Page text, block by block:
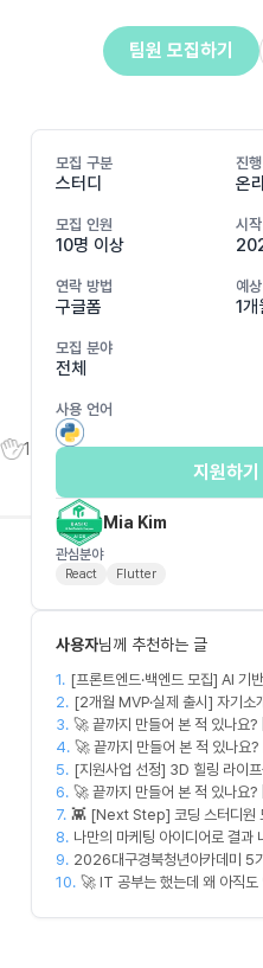
팀원 모집하기
1
모집 구분
스터디
진
온
모집 인원
10명 이상
시
연락 방법
구글폼
예
1개
모집 분야
전체
사용 언어
지원하기
Mia Kim
관심분야
React Flutter
사용자님께 추천하는 글
1. [프론트엔드·백엔드 모집] AI 기
스 MVP 개발
2. [2개월 MVP·실제 출시] 자기소
디자이너·프론트엔드·백엔드·AI
3. 🚀 끝까지 만들어 본 적 있나요?
창출 모임 💰
4. 🚀 끝까지 만들어 본 적 있나요
창출 모임 💰
5. [지원사업 선정] 3D 힐링 라이
버 개발자 모집 🎮
6. 🚀 끝까지 만들어 본 적 있나요?
창출 모임 💰
7. 👾 [Next Step] 코딩 스터디원
8. 나만의 마케팅 아이디어로 결과
9. 2026대구경북청년아카데미 5
10. 🚀 IT 공부는 했는데 왜 아직도 안 될까요? | AI와 함께